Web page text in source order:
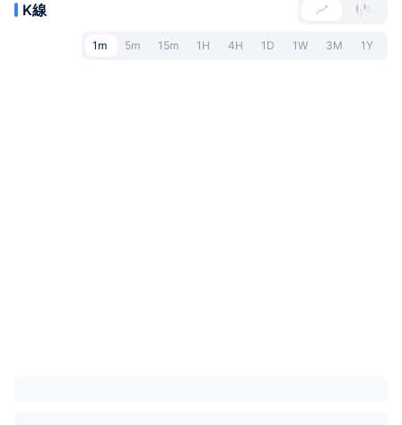
K線
1m 5m 15m 1H 4H 1D 1W 3M 1Y